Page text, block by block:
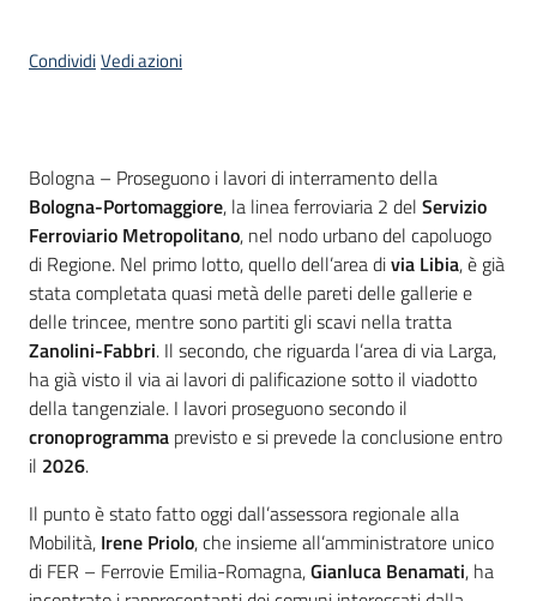
CondividiVedi azioni
Contenuto
Bologna – Proseguono i lavori di interramento della
Bologna-Portomaggiore, la linea ferroviaria 2 del Servizio
Ferroviario Metropolitano, nel nodo urbano del capoluogo
di Regione. Nel primo lotto, quello dell’area divia Libia, è già
stata completata quasi metà delle pareti delle gallerie e
delle trincee, mentre sono partiti gli scavi nella tratta
Zanolini-Fabbri. Il secondo, che riguarda l’area di via Larga,
ha già visto il via ai lavori di palificazione sotto il viadotto
della tangenziale. I lavori proseguono secondo il
cronoprogramma previsto e si prevede la conclusione entro
il 2026.
Il punto è stato fatto oggi dall’assessora regionale alla
Mobilità, Irene Priolo, che insieme all’amministratore unico
di FER – Ferrovie Emilia-Romagna,Gianluca Benamati, ha